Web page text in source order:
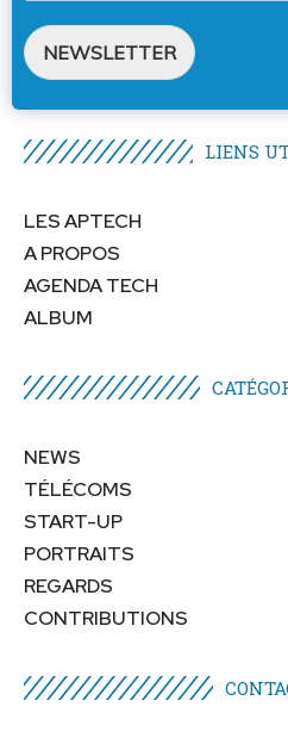
NEWSLETTER
LIENS
LES APTECH
A PROPOS
AGENDA TECH
ALBUM
NEWS
TÉLÉCOMS
START-UP
PORTRAITS
REGARDS
CONTRIBUTIONS